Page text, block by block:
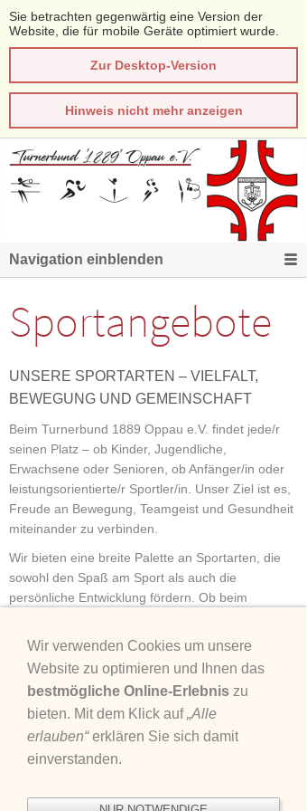
Sie betrachten gegenwärtig eine Version der
Website, die für mobile Geräte optimiert wurde.
Zur Desktop-Version
Hinweis nicht mehr anzeigen
Navigation einblenden
Sportangebote
UNSERE SPORTARTEN – VIELFALT,
BEWEGUNG UND GEMEINSCHAFT
Beim Turnerbund 1889 Oppau e.V. findet jede/r
seinen Platz – ob Kinder, Jugendliche,
Erwachsene oder Senioren, ob Anfänger/in oder
leistungsorientierte/r Sportler/in. Unser Ziel ist es,
Freude an Bewegung, Teamgeist und Gesundheit
miteinander zu verbinden.
Wir bieten eine breite Palette an Sportarten, die
sowohl den Spaß am Sport als auch die
persönliche Entwicklung fördern. Ob beim
Teamarbeit gefragt sind, im Kunstturnen, das
Rhythmischen Sportgymnastik, die Anmut und
Körperbeherrschung verbindet – jede Abteilung ist
eine eigene Welt voller Bewegung und Motivation.
Auch Leichtathletik und Line Dance bereichern
unser Programm und sprechen unterschiedliche
Unsere engagierten Trainer/innen begleiten alle
Wir verwenden Cookies um unsere
Website zu optimieren und Ihnen das
bestmögliche Online-Erlebnis zu
bieten. Mit dem Klick auf„Alle
erlauben“erklären Sie sich damit
einverstanden.